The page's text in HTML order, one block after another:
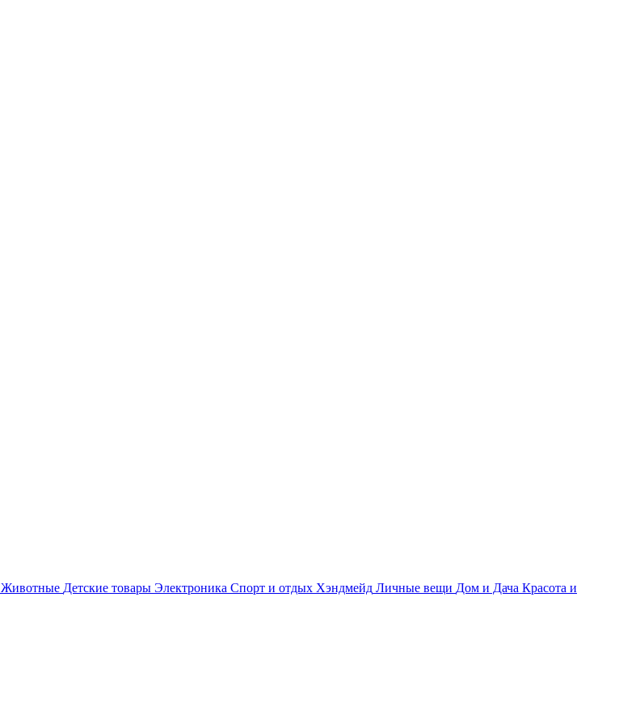
Животные Детские товары Электроника Спорт и отдых Хэндмейд Личные вещи Дом и Дача Красота и